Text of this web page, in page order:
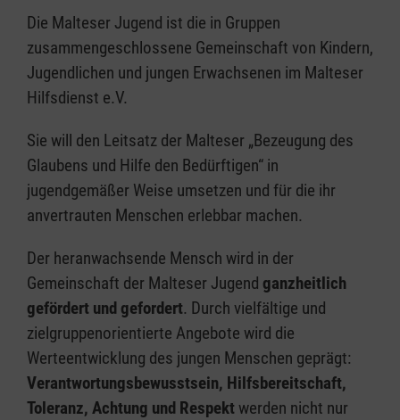
Die Malteser Jugend ist die in Gruppen
zusammengeschlossene Gemeinschaft von Kindern,
Jugendlichen und jungen Erwachsenen im Malteser
Hilfsdienst e.V.
Sie will den Leitsatz der Malteser „Bezeugung des
Glaubens und Hilfe den Bedürftigen“ in
jugendgemäßer Weise umsetzen und für die ihr
anvertrauten Menschen erlebbar machen.
Der heranwachsende Mensch wird in der
Gemeinschaft der Malteser Jugend ganzheitlich
gefördert und gefordert. Durch vielfältige und
zielgruppenorientierte Angebote wird die
Werteentwicklung des jungen Menschen geprägt:
Verantwortungsbewusstsein, Hilfsbereitschaft,
Toleranz, Achtung und Respektwerden nicht nur